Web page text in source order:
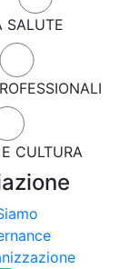
SALUTE
CULTURA